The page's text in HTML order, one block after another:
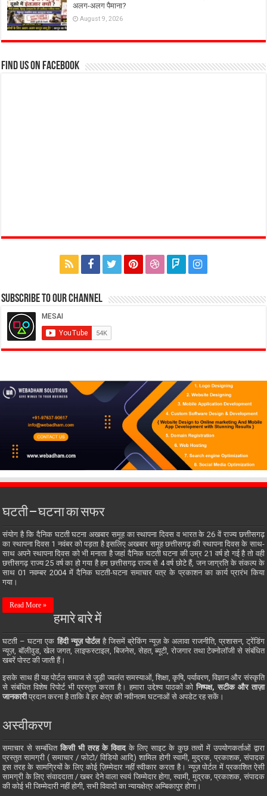
अलग-अलग पैमाना?
August 9, 2026
Find us on Facebook
Subscribe to our Channel
घटती – घटना का सफर
संयोग है कि दैनिक घटती घटना अखबार समूह का स्थापना दिवस व भारत के 26 वें राज्य छत्तीसगढ़
का स्थापना दिवस 1 नवंबर को पड़ता है इसलिए अखबार समूह छत्तीसगढ़ की स्थापना दिवस के साथ-
साथ अपने स्थापना दिवस को भी मनाता है जहां दैनिक घटती घटना की उम्र 21 वर्ष हो गई है तो वही
छत्तीसगढ़ राज्य 25 वर्ष का हो गया है हम छत्तीसगढ़ राज्य से 4 वर्ष छोटे हैं, जन जाग्रति के संकल्प के
साथ 01 नवम्बर 2004 में दैनिक घटती-घटना समाचार पत्र के प्रकाशन का कार्य प्रारंभ किया
गया।
Read More »
हमारे बारे में
घटती – घटना एक हिंदी न्यूज़ पोर्टलहै जिसमें ब्रेकिंग न्यूज़ के अलावा राजनीति, प्रशासन, ट्रेंडिंग
न्यूज़, बॉलीवुड, खेल जगत, लाइफस्टाइल, बिजनेस, सेहत, ब्यूटी, रोजगार तथा टेक्नोलॉजी से संबंधित
खबरें पोस्ट की जाती हैं।
इसके साथ ही यह पोर्टल समाज से जुड़ी ज्वलंत समस्याओं, शिक्षा, कृषि, पर्यावरण, विज्ञान और संस्कृति
से संबंधित विशेष रिपोर्ट भी प्रस्तुत करता है। हमारा उद्देश्य पाठकों कोनिष्पक्ष, सटीक और ताज़ा
जानकारीप्रदान करना है ताकि वे हर क्षेत्र की नवीनतम घटनाओं से अपडेट रह सकें।
अस्वीकरण
समाचार से सम्बंधितकिसी भी तरह के विवादके लिए साइट के कुछ तत्वों में उपयोगकर्ताओं द्वारा
प्रस्तुत सामग्री ( समाचार / फोटो/ विडियो आदि) शामिल होगी स्वामी, मुद्रक, प्रकाशक, संपादक
इस तरह के सामग्रियों के लिए कोई ज़िम्मेदार नहीं स्वीकार करता है। न्यूज़ पोर्टल में प्रकाशित ऐसी
सामग्री के लिए संवाददाता / खबर देने वाला स्वयं जिम्मेदार होगा, स्वामी, मुद्रक, प्रकाशक, संपादक
की कोई भी जिम्मेदारी नहीं होगी, सभी विवादों का न्यायक्षेत्र अम्बिकापुर होगा।